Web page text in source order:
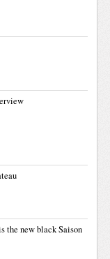
the new black Saison